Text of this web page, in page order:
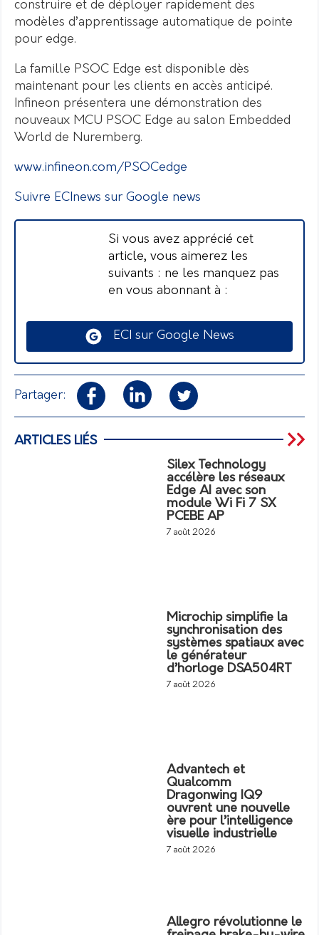
construire et de déployer rapidement des
modèles d’apprentissage automatique de pointe
pour edge.
La famille PSOC Edge est disponible dès
maintenant pour les clients en accès anticipé.
Infineon présentera une démonstration des
nouveaux MCU PSOC Edge au salon Embedded
World de Nuremberg.
www.infineon.com/PSOCedge
Suivre ECInews sur Google news
Si vous avez apprécié cet
article, vous aimerez les
suivants : ne les manquez pas
en vous abonnant à :
ECI sur Google News
Partager:
ARTICLES LIÉS
Silex Technology
accélère les réseaux
Edge AI avec son
module Wi Fi 7 SX
PCEBE AP
7 août 2026
Microchip simplifie la
synchronisation des
systèmes spatiaux avec
le générateur
d’horloge DSA504RT
7 août 2026
Advantech et
Qualcomm
Dragonwing IQ9
ouvrent une nouvelle
ère pour l’intelligence
visuelle industrielle
7 août 2026
Allegro révolutionne le